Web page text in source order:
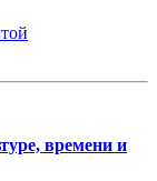
времени и